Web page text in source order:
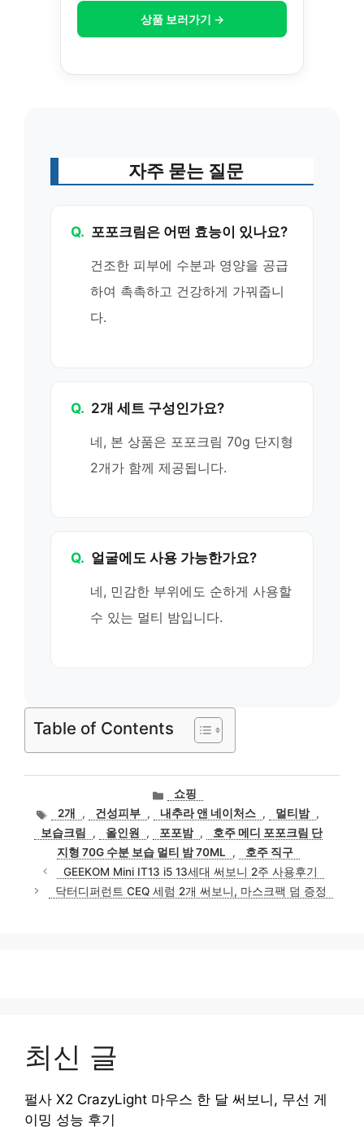
상품 보러가기 →
자주 묻는 질문
Q. 포포크림은 어떤 효능이 있나요?
건조한 피부에 수분과 영양을 공급
하여 촉촉하고 건강하게 가꿔줍니
다.
Q. 2개 세트 구성인가요?
네, 본 상품은 포포크림 70g 단지형
2개가 함께 제공됩니다.
Q. 얼굴에도 사용 가능한가요?
네, 민감한 부위에도 순하게 사용할
수 있는 멀티 밤입니다.
Table of Contents
카
테
고
리
쇼핑
태
그
2개 , 건성피부 , 내추라 앤 네이처스 , 멀티밤 ,
보습크림
, 올인원 , 포포밤 ,
호주 메디 포포크림 단
지형 70G 수분 보습 멀티 밤 70ML
,
호주 직구
GEEKOM Mini IT13 i5 13세대 써보니 2주 사용후기
닥터디퍼런트 CEQ 세럼 2개 써보니, 마스크팩 덤 증정
최신 글
펄사 X2 CrazyLight 마우스 한 달 써보니, 무선 게
이밍 성능 후기